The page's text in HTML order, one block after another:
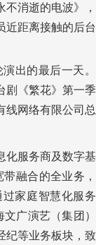
消逝的电波》，
近距离接触的后台
出的最后一天。
剧《繁花》第一季
网络有限公司总
化服务商及数字基
融合的全业务，
家庭智慧化服务
广演艺（集团）
纪等业务板块，致